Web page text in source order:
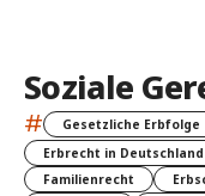
Soziale
# Gesetzliche Erbfolge
Erbrecht in Deutschland
Familienrecht